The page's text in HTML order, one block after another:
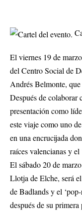
El viernes 19 de
del Centro Social de
Andrés Belmonte,
Después de colaborar
presentación como
este viaje como uno
en una encrucijada
raíces valencianas y el
El sábado 20 de
Llotja de Elche, será
de Badlands y el
después de su